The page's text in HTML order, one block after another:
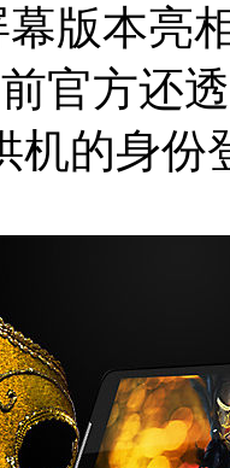
版本亮
官方还
机的身份